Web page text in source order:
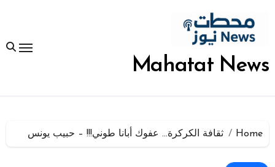
المحتوى
Mahatat News
Home ثقافة الكركرة… عفوك أبانا طوني!!! – حبيب يونس